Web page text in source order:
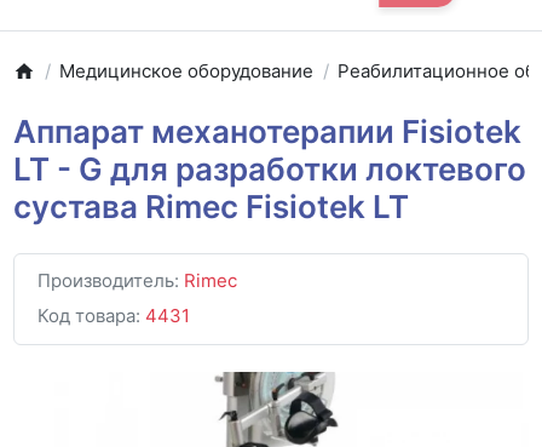
Медицинское оборудование Реабилитационное
Аппарат механотерапии Fisiotek
LT - G для разработки локтевого
сустава Rimec Fisiotek LT
Производитель: Rimec
Код товара: 4431